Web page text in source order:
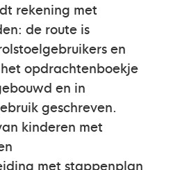
rekening met
de route is
en
opdrachtenboekje
en in
geschreven.
kinderen met
met stappenplan